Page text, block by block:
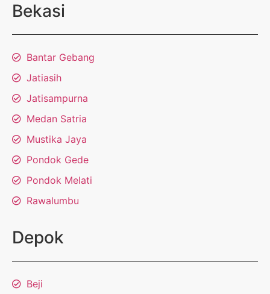
Bekasi
Bantar Gebang
Jatiasih
Jatisampurna
Medan Satria
Mustika Jaya
Pondok Gede
Pondok Melati
Rawalumbu
Depok
Beji